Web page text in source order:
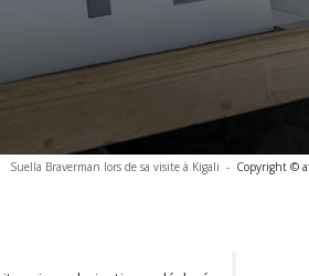
Suella Braverman lors de sa visite à Kigali - Copyright ©